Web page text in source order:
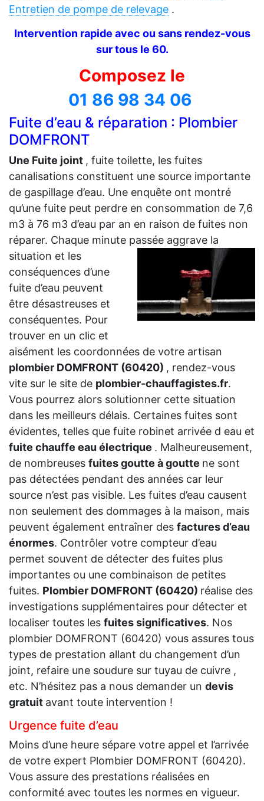
Entretien de pompe de relevage .
Intervention rapide avec ou sans rendez-vous
sur tous le 60.
Composez le
01 86 98 34 06
Fuite d’eau & réparation : Plombier
DOMFRONT
Une Fuite joint , fuite toilette, les fuites
canalisations constituent une source importante
de gaspillage d’eau. Une enquête ont montré
qu’une fuite peut perdre en consommation de 7,6
m3 à 76 m3 d’eau par an en raison de fuites non
réparer. Chaque minute passée aggrave la
situation et les
conséquences d’une
fuite d’eau peuvent
être désastreuses et
conséquentes. Pour
trouver en un clic et
aisément les coordonnées de votre artisan
plombier DOMFRONT (60420) , rendez-vous
vite sur le site de plombier-chauffagistes.fr.
Vous pourrez alors solutionner cette situation
dans les meilleurs délais. Certaines fuites sont
évidentes, telles que fuite robinet arrivée d eau et
fuite chauffe eau électrique . Malheureusement,
de nombreuses fuites goutte à goutte ne sont
pas détectées pendant des années car leur
source n’est pas visible. Les fuites d’eau causent
non seulement des dommages à la maison, mais
peuvent également entraîner des factures d’eau
énormes. Contrôler votre compteur d’eau
permet souvent de détecter des fuites plus
importantes ou une combinaison de petites
fuites. Plombier DOMFRONT (60420) réalise des
investigations supplémentaires pour détecter et
localiser toutes les fuites significatives. Nos
plombier DOMFRONT (60420) vous assures tous
types de prestation allant du changement d’un
joint, refaire une soudure sur tuyau de cuivre ,
etc. N’hésitez pas a nous demander un devis
gratuit avant toute intervention !
Urgence fuite d’eau
Moins d’une heure sépare votre appel et l’arrivée
de votre expert Plombier DOMFRONT (60420).
Vous assure des prestations réalisées en
conformité avec toutes les normes en vigueur.